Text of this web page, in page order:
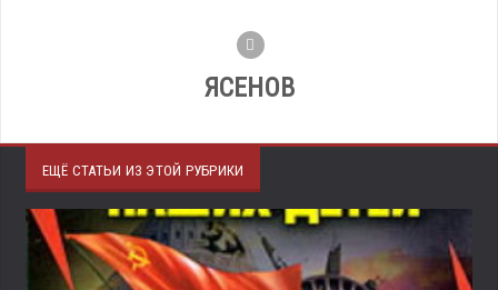
ЯСЕНОВ
ЕЩЁ СТАТЬИ ИЗ ЭТОЙ РУБРИКИ